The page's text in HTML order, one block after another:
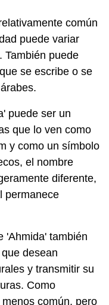
común
puede variar
También puede
se escribe o se
puede ser un
que lo ven como
y como un símbolo
el nombre
diferente,
permanece
'Ahmida' también
desean
y transmitir su
Como
común, pero